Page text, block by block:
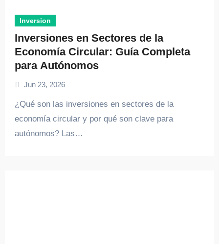
Inversion
Inversiones en Sectores de la
Economía Circular: Guía Completa
para Autónomos
Jun 23, 2026
¿Qué son las inversiones en sectores de la
economía circular y por qué son clave para
autónomos? Las…